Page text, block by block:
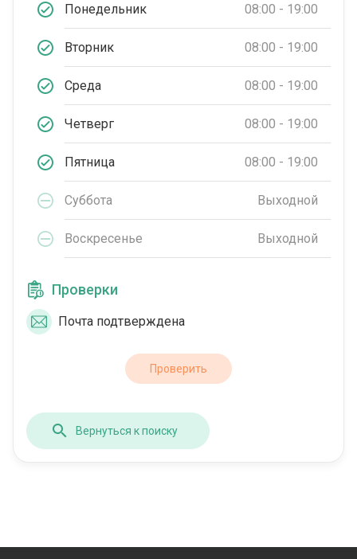
Понедельник 08:00 - 19:00
Вторник 08:00 - 19:00
Среда 08:00 - 19:00
Четверг 08:00 - 19:00
Пятница 08:00 - 19:00
Суббота Выходной
Воскресенье Выходной
Проверки
Почта подтверждена
Проверить
Вернуться к поиску